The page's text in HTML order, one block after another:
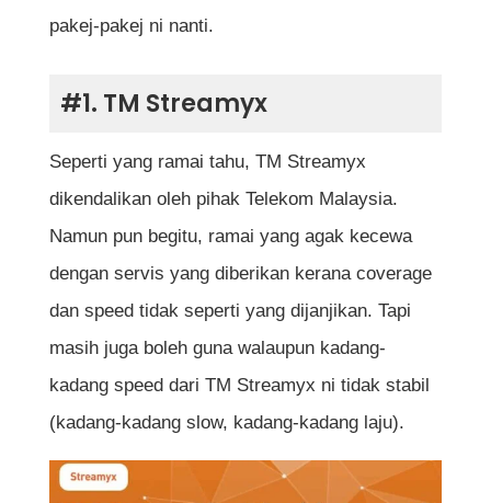
pakej-pakej ni nanti.
#1. TM Streamyx
Seperti yang ramai tahu, TM Streamyx
dikendalikan oleh pihak Telekom Malaysia.
Namun pun begitu, ramai yang agak kecewa
dengan servis yang diberikan kerana coverage
dan speed tidak seperti yang dijanjikan. Tapi
masih juga boleh guna walaupun kadang-
kadang speed dari TM Streamyx ni tidak stabil
(kadang-kadang slow, kadang-kadang laju).